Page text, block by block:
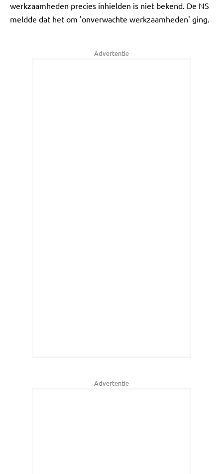
werkzaamheden precies inhielden is niet bekend. De NS
meldde dat het om 'onverwachte werkzaamheden' ging.
Advertentie
Advertentie